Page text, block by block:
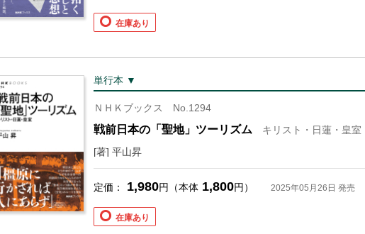
在庫あり
単行本 ▼
ＮＨＫブックス No.1294
戦前日本の「聖地」ツーリズム
キリスト・日蓮・皇室
[著] 平山昇
定価： 1,980円（本体 1,800円） 2025年05月26日 発売
在庫あり